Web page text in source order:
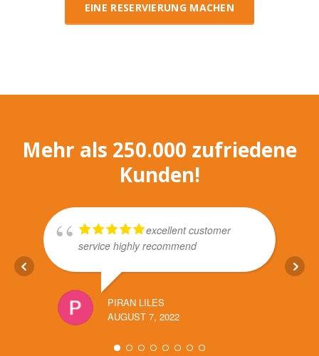
EINE RESERVIERUNG MACHEN
Mehr als 250.000 zufriedene
Kunden!
excellent customer
service highly recommend
PIRAN LILES
AUGUST 7, 2022